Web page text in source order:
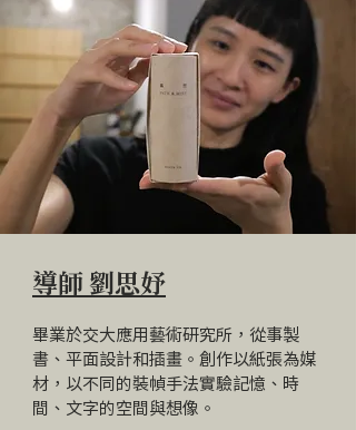
程以各種不同質地的「空白紙張」
進行裝幀，前三堂不會針對每一位
學員個人作品進行討論。學員可以
在終堂提出創作結合手工書的想
法，導師會針對提案進行回饋。
另一門由蔡胤勤導師帶領的【攝影
書的當代實踐】課程，會實際討論
到個人攝影書創作的概念與執行，
但不會教授手工書技法，故兩者的
六堂：概念的生成與整合（大量印
【敘事製本】四堂：技術的掌握與
活用（純手工書） Q3 不懂攝影、
沒有攝影基礎可以報名嗎？ 可以
唷！這門課程不是在討論攝影作品
導師 劉思妤
畢業於交大應用藝術研究所，從事製
書、平面設計和插畫。創作以紙張為媒
材，以不同的裝幀手法實驗記憶、時
間、文字的空間與想像。